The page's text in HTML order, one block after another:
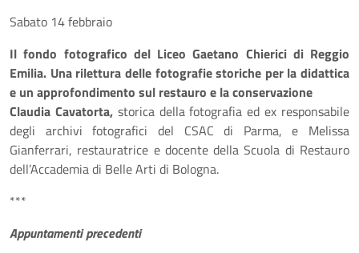
Sabato 14 febbraio
Il fondo fotografico del Liceo Gaetano Chierici di Reggio
Emilia. Una rilettura delle fotografie storiche per la didattica
e un approfondimento sul restauro e la conservazione
Claudia Cavatorta,storica della fotografia ed ex responsabile
degli archivi fotografici del CSAC di Parma, e Melissa
Gianferrari, restauratrice e docente della Scuola di Restauro
dell’Accademia di Belle Arti di Bologna.
***
Appuntamenti precedenti